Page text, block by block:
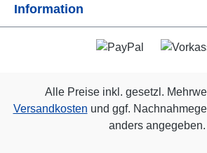
Information
Alle Preise inkl. gesetzl.
Versandkosten und ggf.
anders angegeben.